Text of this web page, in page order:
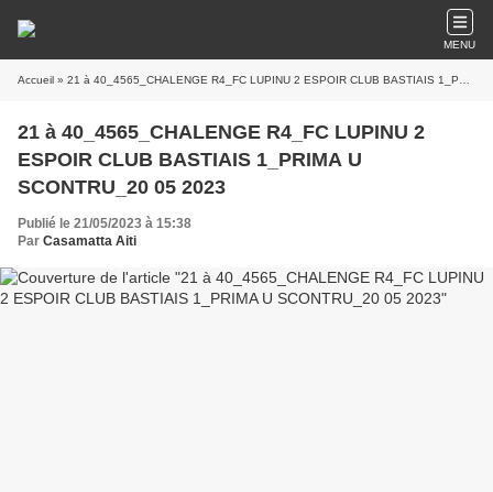
MENU
Accueil » 21 à 40_4565_CHALENGE R4_FC LUPINU 2 ESPOIR CLUB BASTIAIS 1_PRIMA U SCONTRU_20 05 2023
21 à 40_4565_CHALENGE R4_FC LUPINU 2
ESPOIR CLUB BASTIAIS 1_PRIMA U
SCONTRU_20 05 2023
Publié le 21/05/2023 à 15:38
Par Casamatta Aiti